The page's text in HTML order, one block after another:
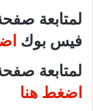
لمتابعة
فيس بوك
لمتابعة
اضغط هنا